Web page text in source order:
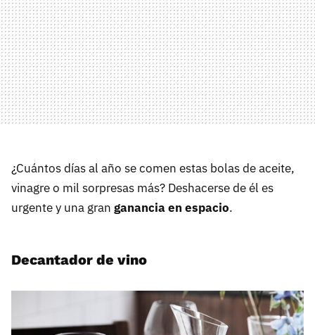
¿Cuántos días al año se comen estas bolas de aceite,
vinagre o mil sorpresas más? Deshacerse de él es
urgente y una gran ganancia en espacio.
Decantador de vino